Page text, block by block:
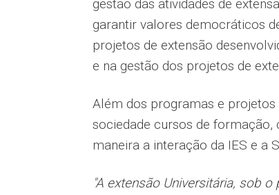
gestão das atividades de
garantir valores democráticos
projetos de extensão
e na gestão dos projetos de
Além dos programas e projetos
sociedade cursos de
maneira a interação da IES e a
"A extensão Universitária, sob